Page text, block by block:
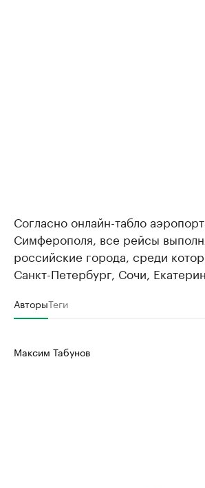
Согласно онлайн-табло
Симферополя, все рейсы
российские города, среди
Санкт-Петербург, Сочи,
АвторыТеги
Максим Табунов